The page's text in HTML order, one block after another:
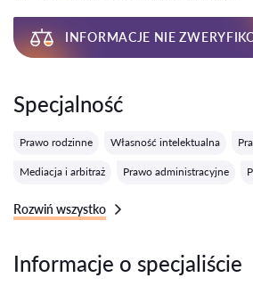
INFORMACJE NIE
Specjalność
Prawo rodzinne Własność intelektualna
Mediacja i arbitraż Prawo administracyjne
Rozwiń wszystko
Informacje o specjaliście